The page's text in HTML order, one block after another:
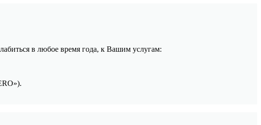
в любое время года, к Вашим услугам: